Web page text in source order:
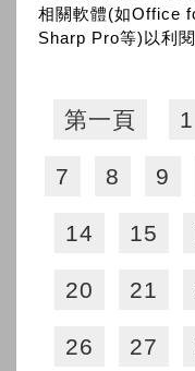
相關軟體(如Office
Sharp Pro等)以利閱
第一頁 1
7 8 9
14 15
20 21
26 27